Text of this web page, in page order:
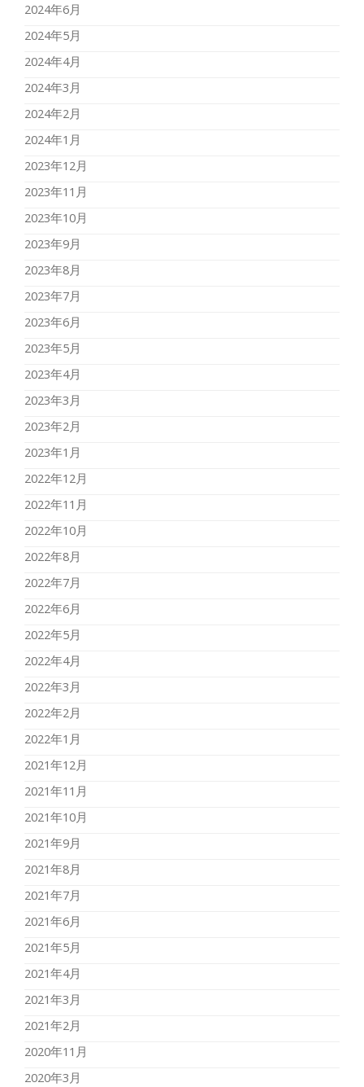
2024年6月
2024年5月
2024年4月
2024年3月
2024年2月
2024年1月
2023年12月
2023年11月
2023年10月
2023年9月
2023年8月
2023年7月
2023年6月
2023年5月
2023年4月
2023年3月
2023年2月
2023年1月
2022年12月
2022年11月
2022年10月
2022年8月
2022年7月
2022年6月
2022年5月
2022年4月
2022年3月
2022年2月
2022年1月
2021年12月
2021年11月
2021年10月
2021年9月
2021年8月
2021年7月
2021年6月
2021年5月
2021年4月
2021年3月
2021年2月
2020年11月
2020年3月